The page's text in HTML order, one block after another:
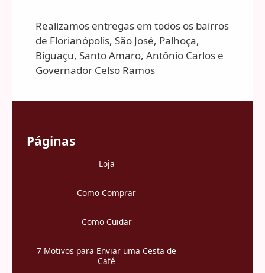
Realizamos entregas em todos os bairros
de Florianópolis, São José, Palhoça,
Biguaçu, Santo Amaro, Antônio Carlos e
Governador Celso Ramos
Páginas
Loja
Como Comprar
Como Cuidar
7 Motivos para Enviar uma Cesta de
Café